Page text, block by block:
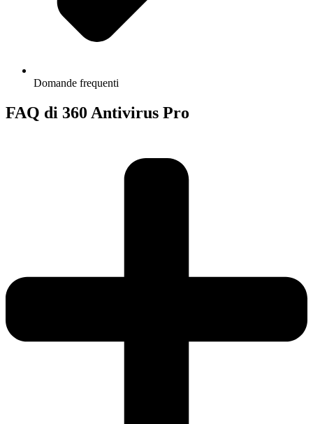
Domande frequenti
FAQ di 360 Antivirus Pro